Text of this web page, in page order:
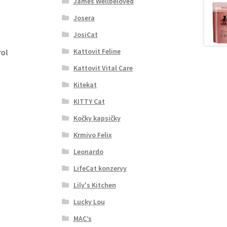
Josera
JosiCat
Kattovit Feline
Kattovit Vital Care
Kitekat
KITTY Cat
Kočky kapsičky
Krmivo Felix
Leonardo
LifeCat konzervy
Lily's Kitchen
Lucky Lou
MAC’s